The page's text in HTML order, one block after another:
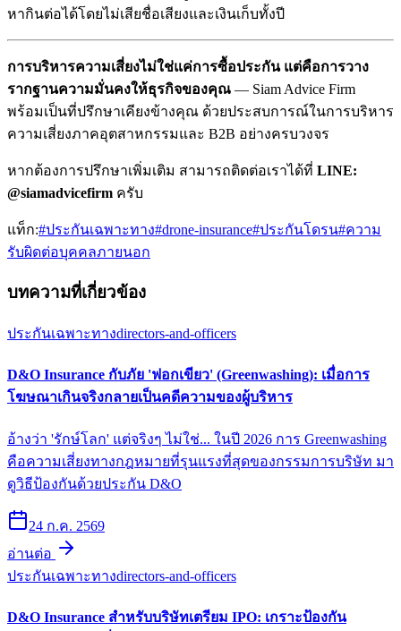
หากินต่อได้โดยไม่เสียชื่อเสียงและเงินเก็บทั้งปี
การบริหารความเสี่ยงไม่ใช่แค่การซื้อประกัน แต่คือการวาง
รากฐานความมั่นคงให้ธุรกิจของคุณ — Siam Advice Firm
พร้อมเป็นที่ปรึกษาเคียงข้างคุณ ด้วยประสบการณ์ในการบริหาร
ความเสี่ยงภาคอุตสาหกรรมและ B2B อย่างครบวงจร
หากต้องการปรึกษาเพิ่มเติม สามารถติดต่อเราได้ที่ LINE:
@siamadvicefirm ครับ
แท็ก:#ประกันเฉพาะทาง#drone-insurance#ประกันโดรน#ความ
รับผิดต่อบุคคลภายนอก
บทความที่เกี่ยวข้อง
ประกันเฉพาะทางdirectors-and-officers
D&O Insurance กับภัย 'ฟอกเขียว' (Greenwashing): เมื่อการ
โฆษณาเกินจริงกลายเป็นคดีความของผู้บริหาร
อ้างว่า 'รักษ์โลก' แต่จริงๆ ไม่ใช่... ในปี 2026 การ Greenwashing
คือความเสี่ยงทางกฎหมายที่รุนแรงที่สุดของกรรมการบริษัท มา
ดูวิธีป้องกันด้วยประกัน D&O
24 ก.ค. 2569
อ่านต่อ
ประกันเฉพาะทางdirectors-and-officers
D&O Insurance สำหรับบริษัทเตรียม IPO: เกราะป้องกัน